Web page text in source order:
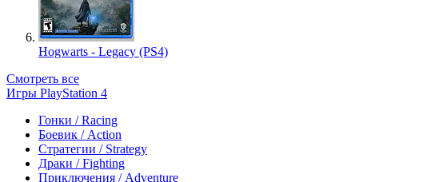
Hogwarts - Legacy (PS4)
Смотреть все
Игры PlayStation 4
Гонки / Racing
Боевик / Action
Стратегии / Strategy
Драки / Fighting
Приключения / Adventure